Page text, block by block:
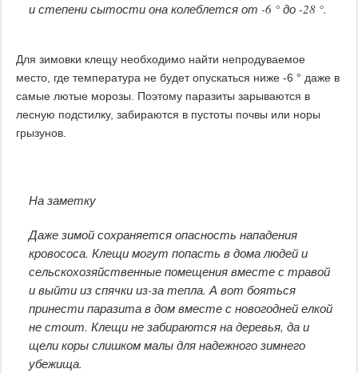
и степени сытости она колеблется от -6 ° до -28 °.
Для зимовки клещу необходимо найти непродуваемое
место, где температура не будет опускаться ниже -6 ° даже в
самые лютые морозы. Поэтому паразиты зарываются в
лесную подстилку, забираются в пустоты почвы или норы
грызунов.
На заметку
Даже зимой сохраняется опасность нападения
кровососа. Клещи могут попасть в дома людей и
сельскохозяйственные помещения вместе с травой
и выйти из спячки из-за тепла. А вот бояться
принести паразита в дом вместе с новогодней елкой
не стоит. Клещи не забираются на деревья, да и
щели коры слишком малы для надежного зимнего
убежища.